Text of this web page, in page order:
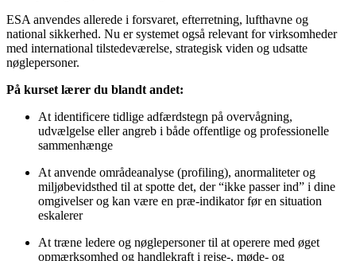
ESA anvendes allerede i forsvaret, efterretning, lufthavne og
national sikkerhed. Nu er systemet også relevant for virksomheder
med international tilstedeværelse, strategisk viden og udsatte
nøglepersoner.
På kurset lærer du blandt andet:
At identificere tidlige adfærdstegn på overvågning,
udvælgelse eller angreb i både offentlige og professionelle
sammenhænge
At anvende områdeanalyse (profiling), anormaliteter og
miljøbevidsthed til at spotte det, der “ikke passer ind” i dine
omgivelser og kan være en præ-indikator før en situation
eskalerer
At træne ledere og nøglepersoner til at operere med øget
opmærksomhed og handlekraft i rejse-, møde- og